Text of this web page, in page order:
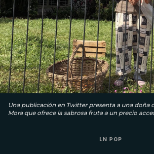
Una publicación en Twitter presenta a una doña
Mora que ofrece la sabrosa fruta a un precio
LN POP